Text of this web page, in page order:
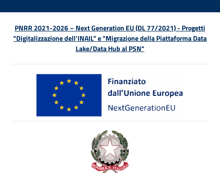
PNRR 2021-2026 – Next Generation EU (DL 77/2021) - Progetti
"Digitalizzazione dell’INAIL" e "Migrazione della Piattaforma Data
Lake/Data Hub al PSN"